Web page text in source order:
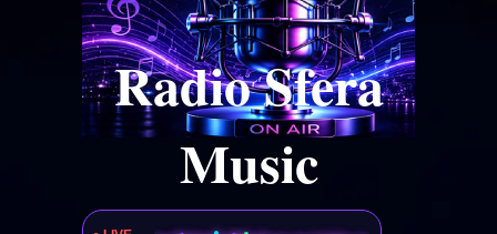
Radio Sfera
Music